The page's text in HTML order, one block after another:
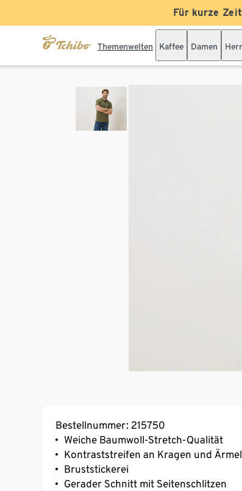
Für kurze
Themenwelten Kaffee Damen
Bestellnummer: 215750
Weiche Baumwoll-Stretch-Qualität
Kontraststreifen an Kragen und
Bruststickerei
Gerader Schnitt mit Seitenschlitzen